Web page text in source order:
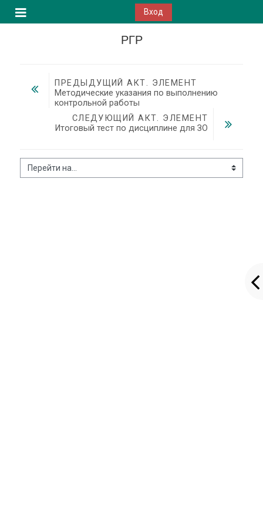
Перейти к основному содержанию
Боковая панель
Вход
РГР
ПРЕДЫДУЩИЙ АКТ. ЭЛЕМЕНТ
Методические указания по выполнению
контрольной работы
СЛЕДУЮЩИЙ АКТ. ЭЛЕМЕНТ
Итоговый тест по дисциплине для ЗО
Перейти на...